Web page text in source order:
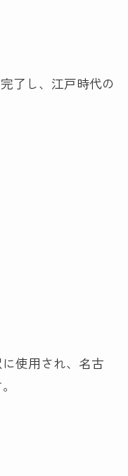
了し、江戸時代の
使用され、名古